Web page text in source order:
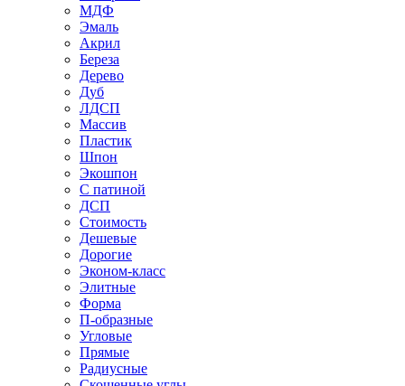
МДФ
Эмаль
Акрил
Береза
Дерево
Дуб
ЛДСП
Массив
Пластик
Шпон
Экошпон
С патиной
ДСП
Стоимость
Дешевые
Дорогие
Эконом-класс
Элитные
Форма
П-образные
Угловые
Прямые
Радиусные